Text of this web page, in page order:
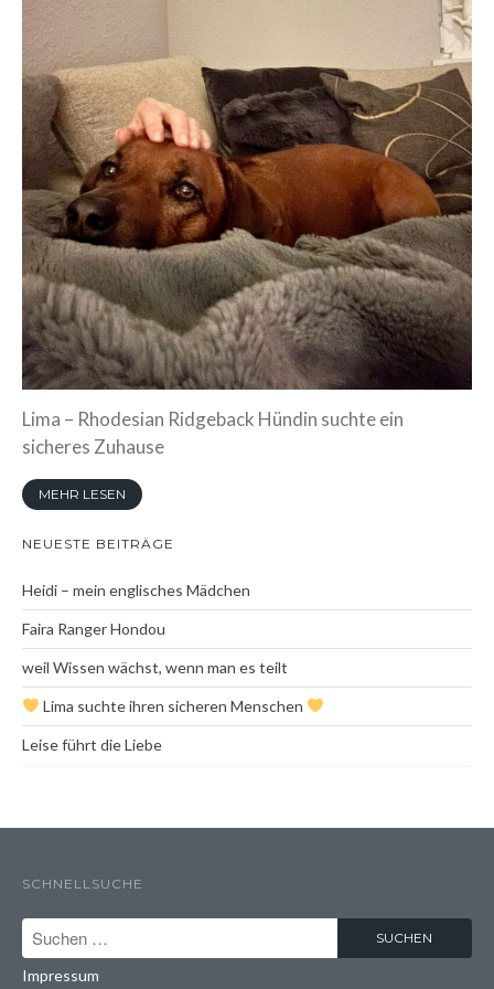
Vier Wochen pures Leben…
Drei Wochen alt ….
Zwei Wochen alt
Eine Woche voller
Wunder
Willkommen, kleine
Wunder
LitterArchiv
Memory
Das Seelchen +Neela
Bella Neela
Lima – Rhodesian Ridgeback Hündin suchte ein
sicheres Zuhause
MEHR LESEN
NEUESTE BEITRÄGE
Heidi – mein englisches Mädchen
Faira Ranger Hondou
weil Wissen wächst, wenn man es teilt
Lima suchte ihren sicheren Menschen
Leise führt die Liebe
SCHNELLSUCHE
Impressum